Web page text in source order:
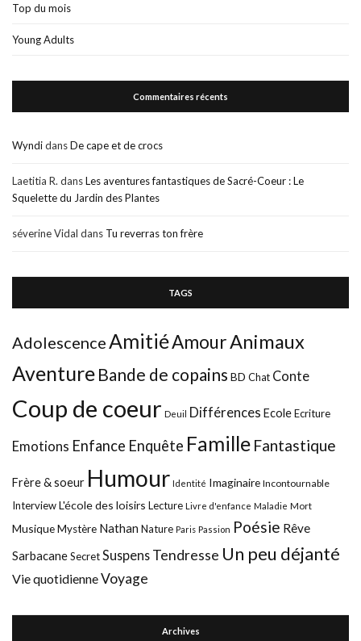
Top du mois
Young Adults
Commentaires récents
WyndidansDe cape et de crocs
Laetitia R. dansLes aventures fantastiques de Sacré-Coeur : Le
Squelette du Jardin des Plantes
séverine Vidal dans Tu reverras ton frère
TAGS
Adolescence AmitiéAmourAnimaux
Aventure Bande de copains BD Chat Conte
Coup de coeur Deuil Différences EcoleEcriture
Emotions Enfance Enquête Famille Fantastique
Frère & soeur Humour Identité Imaginaire Incontournable
InterviewL'école des loisirs Lecture Livre d'enfance Maladie Mort
MusiqueMystère Nathan Nature Paris Passion Poésie Rêve
SarbacaneSecret Suspens Tendresse Un peu déjanté
Vie quotidienneVoyage
Archives